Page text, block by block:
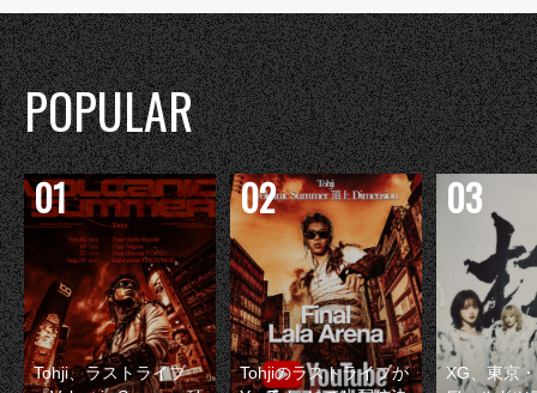
POPULAR
Tohji、ラストライブ
Tohjiのラストライブが
XG、東京